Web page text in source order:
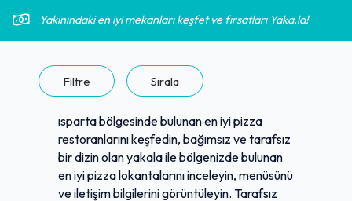
Yakınındaki en iyi mekanları keşfet ve fırsatları Yaka.la!
Filtre Sırala
ısparta bölgesinde bulunan en iyi pizza
restoranlarını keşfedin, bağımsız ve tarafsız
bir dizin olan yakala ile bölgenizde bulunan
en iyi pizza lokantalarını inceleyin, menüsünü
ve iletişim bilgilerini görüntüleyin. Tarafsız